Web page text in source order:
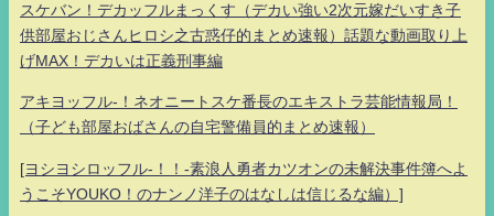
スケバン！デカッフルまっくす（デカい強い2次元嫁だいすき子
供部屋おじさんヒロシ之古惑仔的まとめ速報）話題な動画取り上
げMAX！デカいは正義刑事編
アキヨッフル-！ネオニートスケ番長のエキストラ芸能情報局！
（子ども部屋おばさんの自宅警備員的まとめ速報）
[ヨシヨシロッフル-！！-素浪人勇者カツオンの未解決事件簿へよ
うこそYOUKO！のナンノ洋子のはなしは信じるな編）]